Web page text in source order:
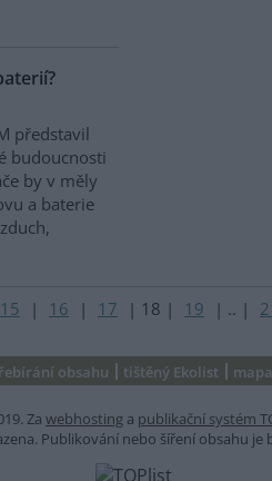
představil
budoucnosti
by v měly
a baterie
15 | 16 | 17 | 18 | 19 | .. |
obsahu tištěný Ekolist
Za webhosting a publikační systém
Publikování nebo šíření obsahu